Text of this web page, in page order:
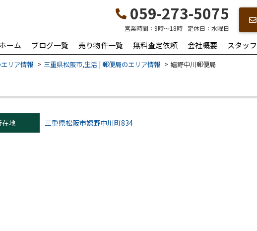
059-273-5075
営業時間： 9時～18時 定休日： 水曜日
ホーム ブログ一覧 売り物件一覧 無料査定依頼 会社概要 スタッ
リア情報 三重県松阪市,生活 | 郵便局のエリア情報 嬉野中川郵便局
在地 三重県松阪市嬉野中川町834